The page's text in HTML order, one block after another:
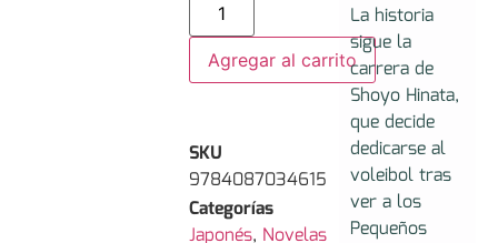
Agregar al carrito
SKU
9784087034615
Categorías
Japonés, Novelas
La historia
sigue la
carrera de
Shoyo Hinata,
que decide
dedicarse al
voleibol tras
ver a los
Pequeños